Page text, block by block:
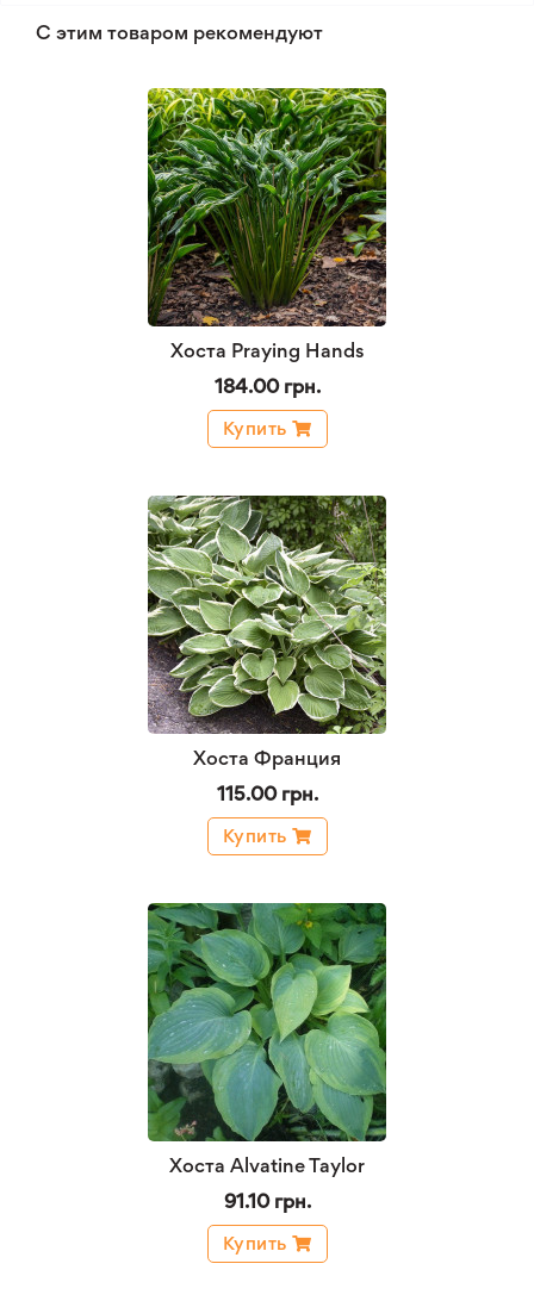
С этим товаром рекомендуют
Хоста Praying Hands
184.00 грн.
Купить
Хоста Франция
115.00 грн.
Купить
Хоста Alvatine Taylor
91.10 грн.
Купить